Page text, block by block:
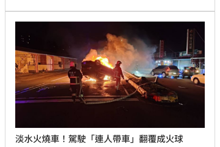
駛。警方提醒應定期檢查車況，行車途中如發現異常應
盡速停車檢查，避免發生危險。
淡水火燒車！駕駛「連人帶車」翻覆成火球